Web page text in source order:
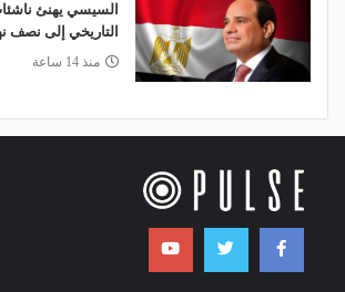
السيسي يهنئ
التاريخي إلى نصف
منذ 14 ساعة